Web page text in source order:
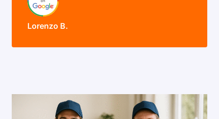
Lorenzo B.